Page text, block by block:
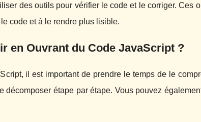
des outils pour vérifier le code et le corriger. Ces
code et à le rendre plus lisible.
en Ouvrant du Code JavaScript ?
il est important de prendre le temps de le
décomposer étape par étape. Vous pouvez